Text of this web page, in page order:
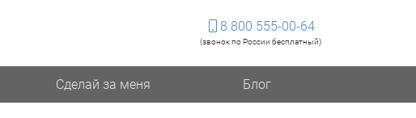
8 800 555-00-64
(звонок по России бесплатный)
Сделай за меня Блог